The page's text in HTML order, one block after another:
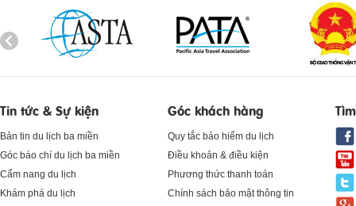
Tin tức & Sự kiện
Bản tin du lịch ba miền
Góc báo chí du lịch ba miền
Cẩm nang du lịch
Khám phá du lịch
Góc khách hàng
Quy tắc bảo hiểm du lịch
Điều khoản & điều kiện
Phương thức thanh toán
Chính sách bảo mật thông tin